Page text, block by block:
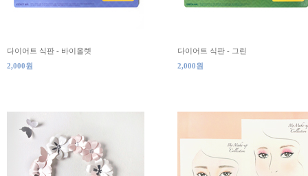
다이어트 식판 - 바이올렛
2,000원
다이어트 식판 - 그린
2,000원